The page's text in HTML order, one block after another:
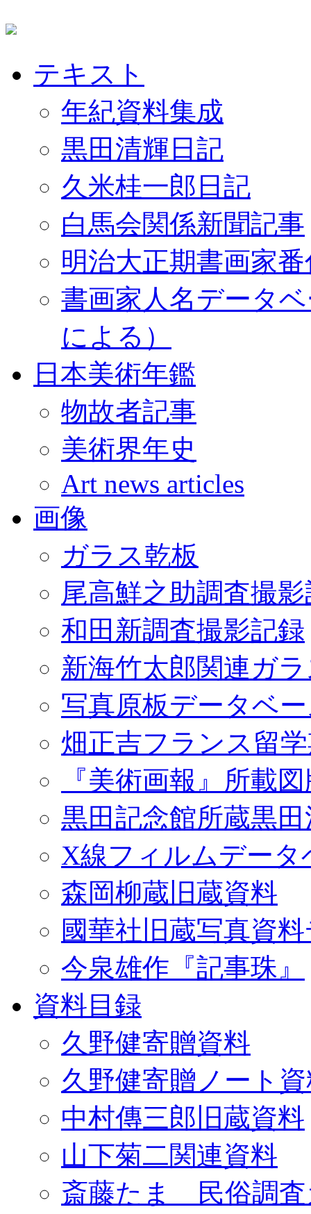
テキスト
年紀資料集成
黒田清輝日記
久米桂一郎日記
白馬会関係新聞記事
明治大正期書画家
書画家人名データ
による）
日本美術年鑑
物故者記事
美術界年史
Art news articles
画像
ガラス乾板
尾高鮮之助調査撮
和田新調査撮影記録
新海竹太郎関連ガ
写真原板データベ
畑正吉フランス留
『美術画報』所載
黒田記念館所蔵黒
X線フィルムデータ
森岡柳蔵旧蔵資料
國華社旧蔵写真資
今泉雄作『記事珠』
資料目録
久野健寄贈資料
久野健寄贈ノート
中村傳三郎旧蔵資料
山下菊二関連資料
斎藤たま 民俗調査